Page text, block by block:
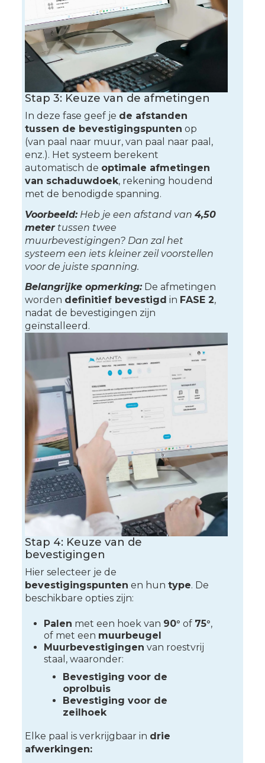
Stap 3: Keuze van de afmetingen
In deze fase geef je de afstanden
tussen de bevestigingspunten op
(van paal naar muur, van paal naar paal,
enz.). Het systeem berekent
automatisch de optimale afmetingen
van schaduwdoek, rekening houdend
met de benodigde spanning.
Voorbeeld:Heb je een afstand van 4,50
metertussen twee
muurbevestigingen? Dan zal het
systeem een iets kleiner zeil voorstellen
voor de juiste spanning.
Belangrijke opmerking:De afmetingen
worden definitief bevestigd in FASE 2,
nadat de bevestigingen zijn
geïnstalleerd.
Stap 4: Keuze van de
bevestigingen
Hier selecteer je de
bevestigingspunten en hun type. De
beschikbare opties zijn:
Palen met een hoek van 90° of 75°,
of met een muurbeugel
Muurbevestigingen van roestvrij
staal, waaronder:
Bevestiging voor de
oprolbuis
Bevestiging voor de
zeilhoek
Elke paal is verkrijgbaar in drie
afwerkingen: